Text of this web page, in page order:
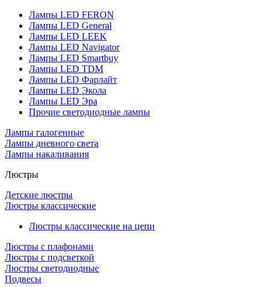
Лампы LED FERON
Лампы LED General
Лампы LED LEEK
Лампы LED Navigator
Лампы LED Smartbuy
Лампы LED TDM
Лампы LED Фарлайт
Лампы LED Экола
Лампы LED Эра
Прочие светодиодные лампы
Лампы галогенные
Лампы дневного света
Лампы накаливания
Люстры
Детские люстры
Люстры классические
Люстры классические на цепи
Люстры с плафонами
Люстры с подсветкой
Люстры светодиодные
Подвесы